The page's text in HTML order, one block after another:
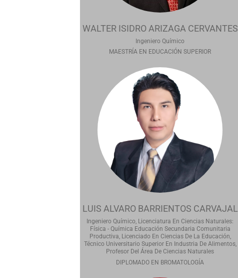
WALTER ISIDRO ARIZAGA CERVANTES
Ingeniero Químico
MAESTRÍA EN EDUCACIÓN SUPERIOR
LUIS ALVARO BARRIENTOS CARVAJAL
Ingeniero Químico, Licenciatura En Ciencias Naturales:
Física - Química Educación Secundaria Comunitaria
Productiva, Licenciado En Ciencias De La Educación,
Técnico Universitario Superior En Industria De Alimentos,
Profesor Del Área De Ciencias Naturales
DIPLOMADO EN BROMATOLOGÍA